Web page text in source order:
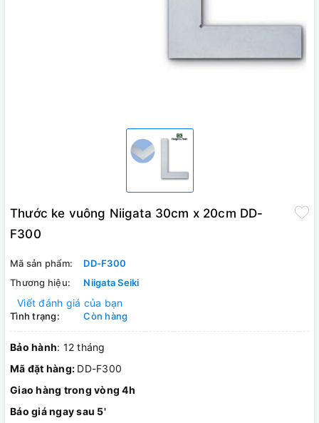
Thước ke vuông Niigata 30cm x 20cm DD-
F300
Mã sản phẩm:
DD-F300
Thương hiệu:
Niigata Seiki
Viết đánh giá của bạn
Tình trạng: Còn hàng
Bảo hành: 12 tháng
Mã đặt hàng: DD-F300
Giao hàng trong vòng 4h
Báo giá ngay sau 5'